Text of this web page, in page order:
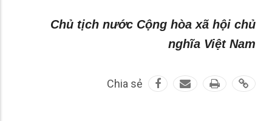
Chủ tịch nước Cộng hòa xã hội chủ
nghĩa Việt Nam
Chia sẻ